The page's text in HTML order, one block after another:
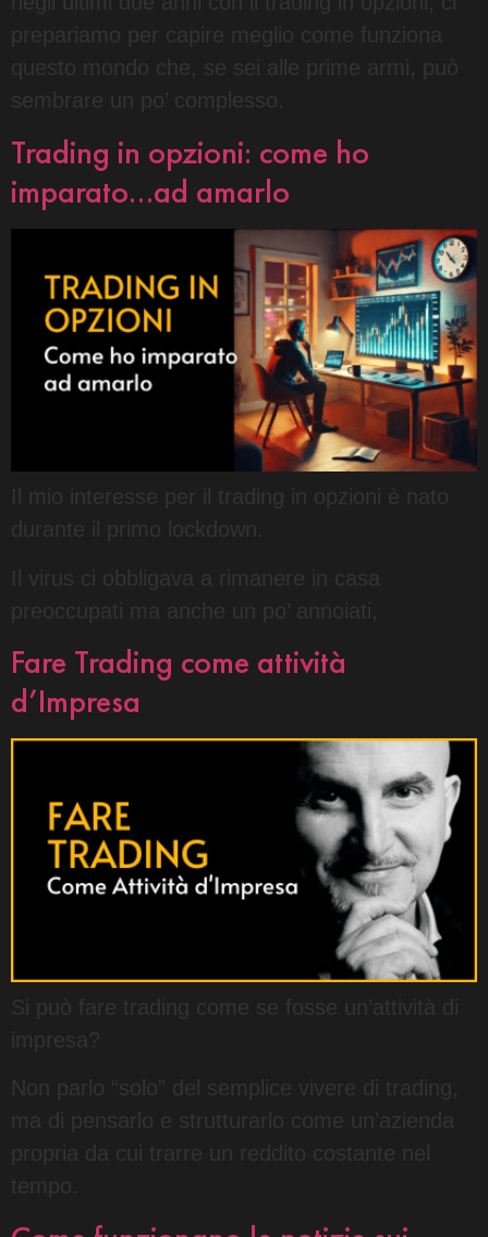
prepariamo per capire meglio come funziona
questo mondo che, se sei alle prime armi, può
sembrare un po’ complesso.
Trading in opzioni: come ho
imparato…ad amarlo
Il mio interesse per il trading in opzioni è nato
durante il primo lockdown.
Il virus ci obbligava a rimanere in casa
Fare Trading come attività
d’Impresa
Si può fare trading come se fosse un’attività di
impresa?
Non parlo “solo” del semplice vivere di trading,
ma di pensarlo e strutturarlo come un’azienda
propria da cui trarre un reddito costante nel